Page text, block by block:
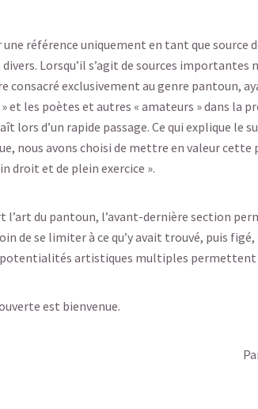
référence uniquement en tant que source
Lorsqu’il s’agit de sources importantes
consacré exclusivement au genre pantoun,
et les poètes et autres « amateurs » dans la
lors d’un rapide passage. Ce qui explique le
nous avons choisi de mettre en valeur
droit et de plein exercice ».
l’art du pantoun, l’avant-dernière section
de se limiter à ce qu’y avait trouvé, puis
potentialités artistiques multiples
est bienvenue.